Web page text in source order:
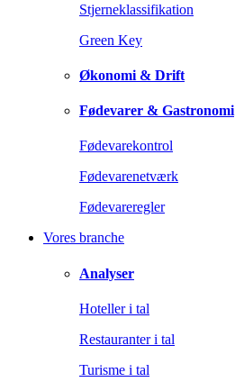
Stjerneklassifikation
Green Key
Økonomi & Drift
Fødevarer & Gastronomi
Fødevarekontrol
Fødevarenetværk
Fødevareregler
Vores branche
Analyser
Hoteller i tal
Restauranter i tal
Turisme i tal